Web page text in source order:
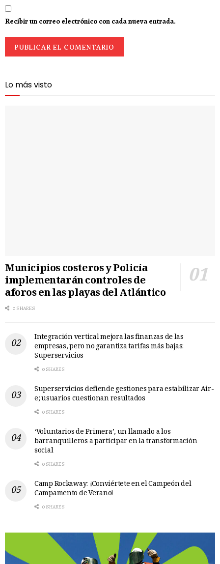
Recibir un correo electrónico con cada nueva entrada.
Lo más visto
Municipios costeros y Policía
implementarán controles de
aforos en las playas del Atlántico
0 SHARES
Integración vertical mejora las finanzas de las
empresas, pero no garantiza tarifas más bajas:
Superservicios
0 SHARES
Superservicios defiende gestiones para estabilizar Air-
e; usuarios cuestionan resultados
0 SHARES
‘Voluntarios de Primera’, un llamado a los
barranquilleros a participar en la transformación
social
0 SHARES
Camp Rockaway: ¡Conviértete en el Campeón del
Campamento de Verano!
0 SHARES